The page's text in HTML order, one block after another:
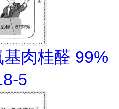
肉桂醛 99%
5